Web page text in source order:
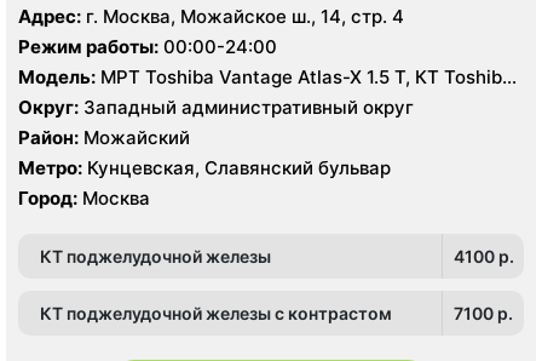
Адрес: г. Москва, Можайское ш., 14, стр. 4
Режим работы: 00:00-24:00
Модель: МРТ Toshiba Vantage Atlas-X 1.5 Т, КТ Toshiba
Aquilion 64 среза, УЗИ
Округ: Западный административный округ
Район: Можайский
Метро: Кунцевская, Славянский бульвар
Город: Москва
КТ поджелудочной железы 4100 p.
КТ поджелудочной железы с контрастом 7100 p.